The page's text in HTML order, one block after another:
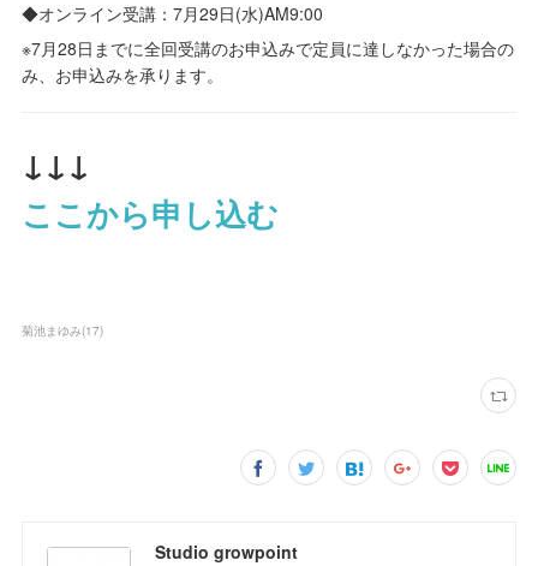
◆オンライン受講：7月29日(水)AM9:00
※7月28日までに全回受講のお申込みで定員に達しなかった場合の
み、お申込みを承ります。
↓↓↓
ここから申し込む
菊池まゆみ(17)
Studio growpoint